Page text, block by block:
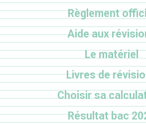
Règlement
Aide aux
Le matériel
Livres de
Choisir sa
Résultat bac